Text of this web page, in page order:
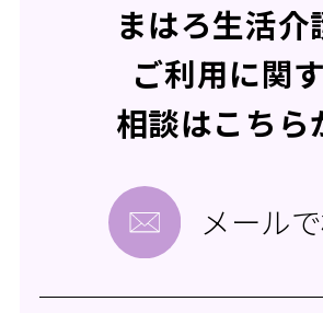
まはろ生活介
ご利用に関
相談はこちら
メール